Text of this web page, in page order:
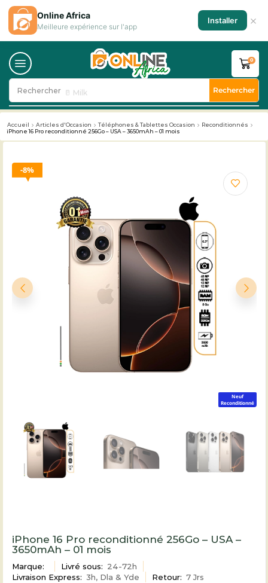
Rechercher 🥛 Milk Rechercher
0
Accueil Articles d'Occasion Téléphones & Tablettes Occasion
Reconditionnés
iPhone 16 Pro reconditionné 256Go – USA – 3650mAh – 01 mois
8%
Neuf
Reconditionné
iPhone 16 Pro reconditionné 256Go – USA –
3650mAh – 01 mois
Marque: Livré sous: 24-72h
Livraison Express: 3h, Dla & Yde Retour: 7 Jrs
Online Africa
Meilleure expérience sur l'app
Installer ×